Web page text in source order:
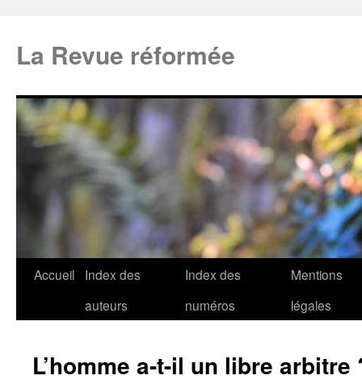
La Revue réformée
Accueil
Index des
auteurs
Index des
numéros
Mentions
légales
L’homme a-t-il un libre arbitre